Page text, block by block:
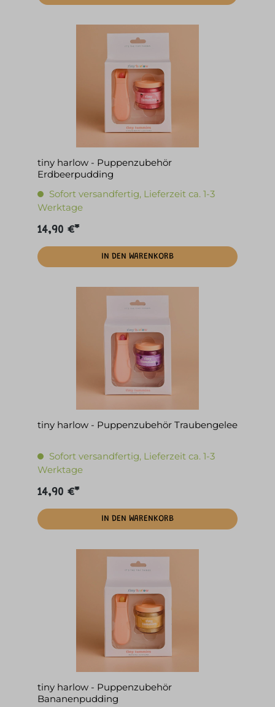
tiny harlow - Puppenzubehör
Erdbeerpudding
Sofort versandfertig, Lieferzeit ca. 1-3
Werktage
14,90 €*
IN DEN WARENKORB
tiny harlow - Puppenzubehör Traubengelee
Sofort versandfertig, Lieferzeit ca. 1-3
Werktage
14,90 €*
IN DEN WARENKORB
tiny harlow - Puppenzubehör
Bananenpudding